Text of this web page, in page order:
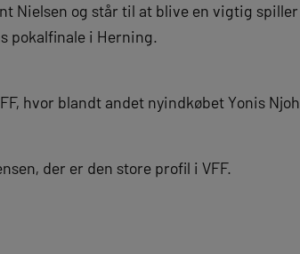
Nielsen og står til at blive en vigtig
pokalfinale i Herning.
hvor blandt andet nyindkøbet Yonis
der er den store profil i VFF.